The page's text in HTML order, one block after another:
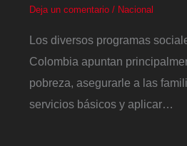
Deja un comentario / Nacional
Los diversos programas
Colombia apuntan
pobreza, asegurarle a las
servicios básicos y aplicar…